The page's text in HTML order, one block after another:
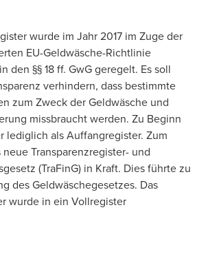
wurde im Jahr 2017 im Zuge der
EU-Geldwäsche-Richtlinie
den §§ 18 ff. GwG geregelt. Es soll
verhindern, dass bestimmte
zum Zweck der Geldwäsche und
missbraucht werden. Zu Beginn
lediglich als Auffangregister. Zum
neue Transparenzregister- und
(TraFinG) in Kraft. Dies führte zu
des Geldwäschegesetzes. Das
wurde in ein Vollregister